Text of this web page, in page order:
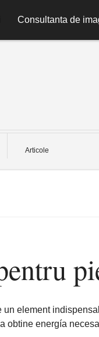
Consultanta de
Articole
un element
obtine energía